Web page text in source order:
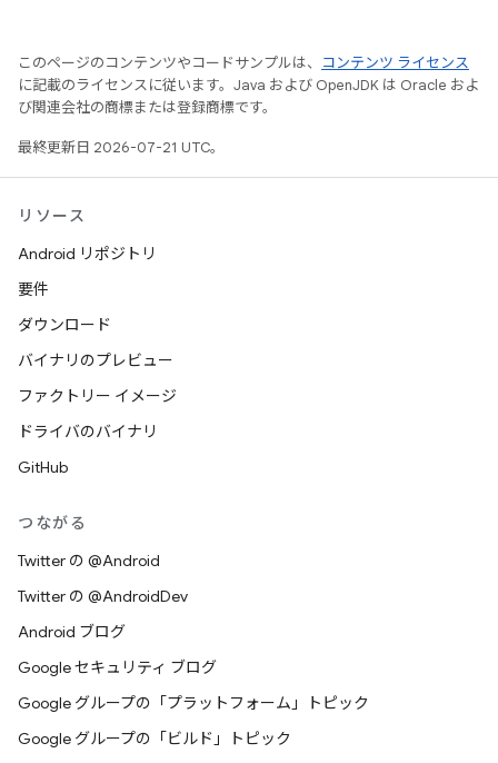
このページのコンテンツやコードサンプルは、
コンテンツ ライセンス
に記載のライセンスに従います。Java および OpenJDK は Oracle およ
び関連会社の商標または登録商標です。
最終更新日 2026-07-21 UTC。
リソース
Android リポジトリ
要件
ダウンロード
バイナリのプレビュー
ファクトリー イメージ
ドライバのバイナリ
GitHub
つながる
Twitter の @Android
Twitter の @AndroidDev
Android ブログ
Google セキュリティ ブログ
Google グループの「プラットフォーム」トピック
Google グループの「ビルド」トピック